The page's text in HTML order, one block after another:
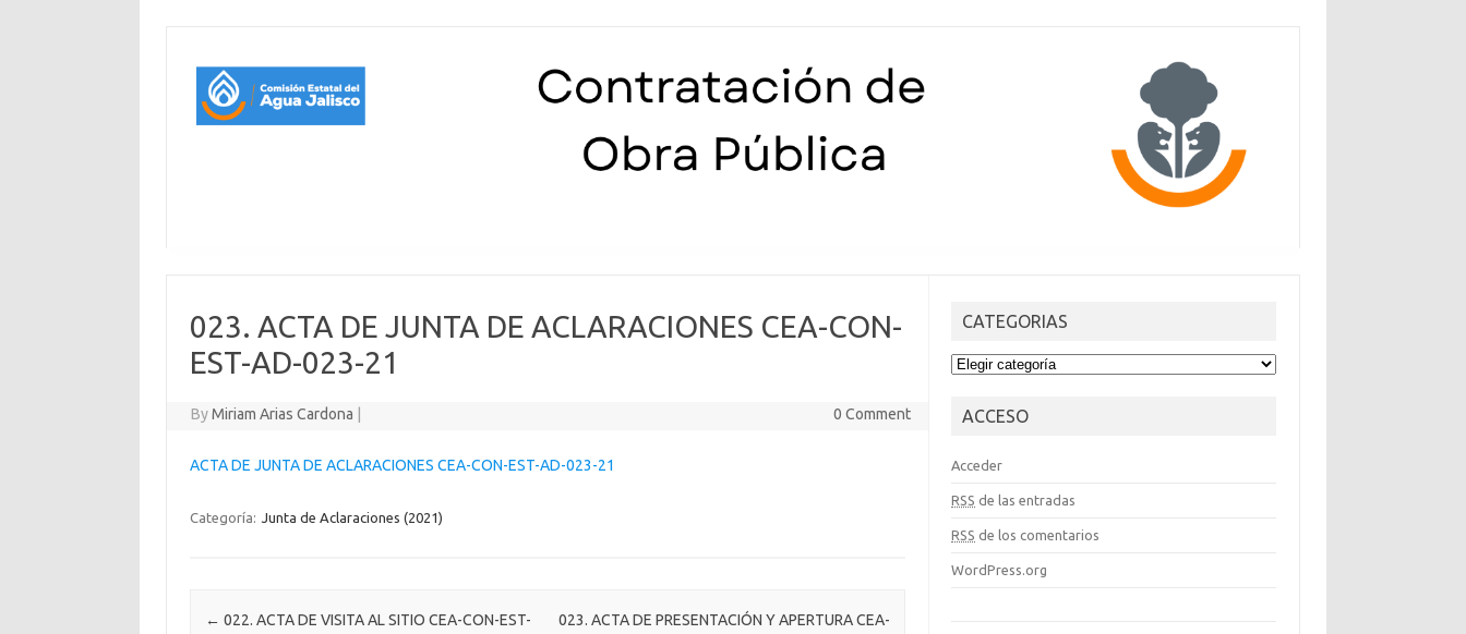
023. ACTA DE JUNTA DE ACLARACIONES CEA-CON-
EST-AD-023-21
ByMiriam Arias Cardona 0 Comment
ACTA DE JUNTA DE ACLARACIONES CEA-CON-EST-AD-023-21
Categoría: Junta de Aclaraciones (2021)
Post navigation
← 022. ACTA DE VISITA AL SITIO CEA-CON-EST-
023. ACTA DE PRESENTACIÓN Y APERTURA CEA-
CATEGORIAS
CATEGORIAS
ACCESO
Acceder
RSS de las entradas
RSS de los comentarios
WordPress.org